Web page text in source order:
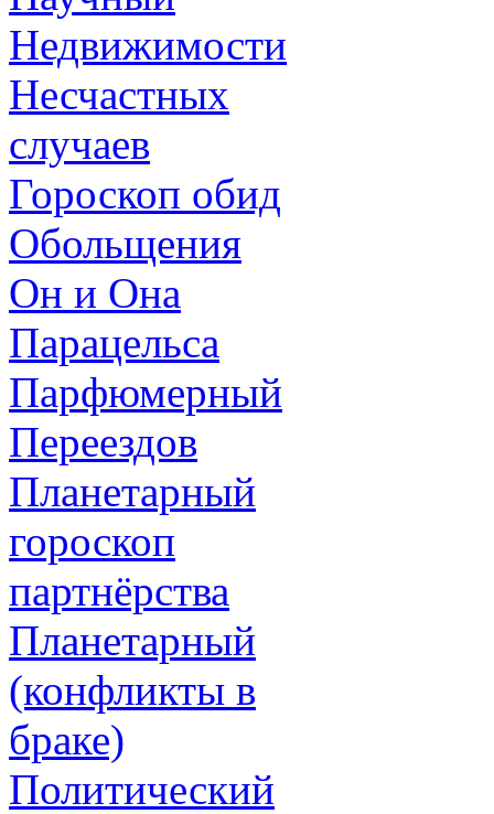
Недвижимости
Несчастных
случаев
Гороскоп обид
Обольщения
Он и Она
Парацельса
Парфюмерный
Переездов
Планетарный
гороскоп
партнёрства
Планетарный
(конфликты в
браке)
Политический